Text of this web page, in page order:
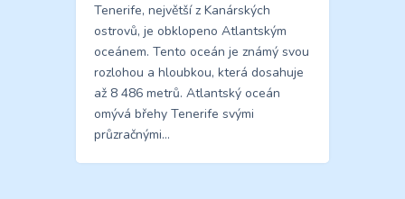
Tenerife, největší z Kanárských
ostrovů, je obklopeno Atlantským
oceánem. Tento oceán je známý svou
rozlohou a hloubkou, která dosahuje
až 8 486 metrů. Atlantský oceán
omývá břehy Tenerife svými
průzračnými…